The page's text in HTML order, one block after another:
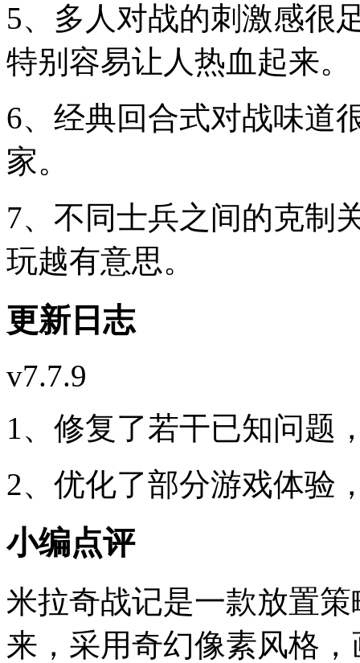
5、多人对战的刺激感很
特别容易让人热血起来。
6、经典回合式对战味道
家。
7、不同士兵之间的克制
玩越有意思。
更新日志
v7.7.9
1、修复了若干已知问题
2、优化了部分游戏体验
小编点评
米拉奇战记是一款放置
来，采用奇幻像素风格